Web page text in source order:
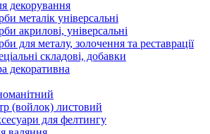
декорування
металік універсальні
акрилові, універсальні
для металу, золочення та реставрації
складові, добавки
декоративна
(войлок) листовий
для фелтингу